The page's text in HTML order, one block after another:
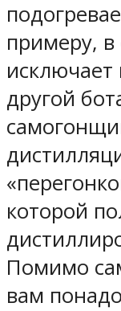
примеру, в
исключает
другой
которой
Помимо
вам